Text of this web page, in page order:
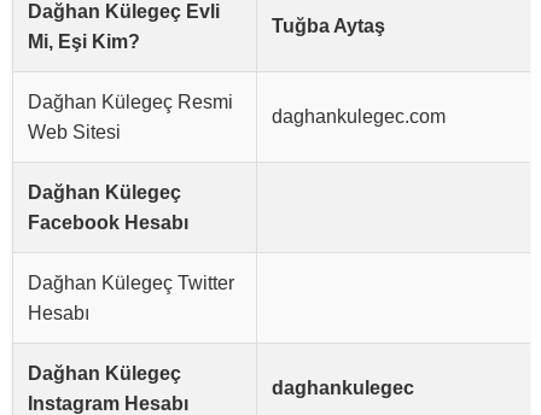
Dağhan Külegeç Evli
Mi, Eşi Kim?
Tuğba Aytaş
Dağhan Külegeç Resmi
Web Sitesi
daghankulegec.com
Dağhan Külegeç
Facebook Hesabı
Dağhan Külegeç Twitter
Hesabı
Dağhan Külegeç
Instagram Hesabı
daghankulegec